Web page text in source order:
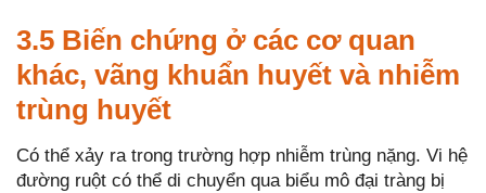
3.5 Biến chứng ở các cơ quan
khác, vãng khuẩn huyết và nhiễm
trùng huyết
Có thể xảy ra trong trường hợp nhiễm trùng nặng. Vi hệ
đường ruột có thể di chuyển qua biểu mô đại tràng bị